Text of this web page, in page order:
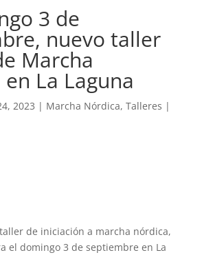
3 de
nuevo taller
Marcha
La Laguna
2023 | Marcha Nórdica, Talleres |
de iniciación a marcha nórdica,
el domingo 3 de septiembre en La